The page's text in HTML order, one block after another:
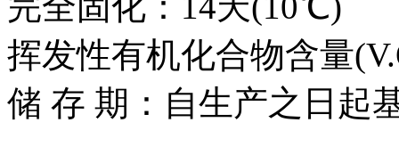
挥发性有机化合物含量
储 存 期：自生产之日起